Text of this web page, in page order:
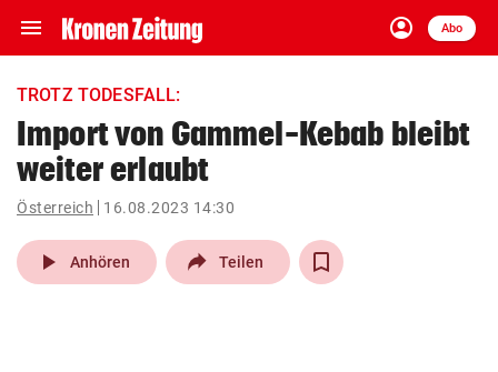
menu Navigation
ein-/ausklappen
account_circle
Anmelden
Abo
close Schließen
account_circle Anmelden
pin_drop
Wien arrow_right
TROTZ TODESFALL:
Import von Gammel-Kebab bleibt
weiter erlaubt
Österreich 16.08.2023 14:30
play_arrow Anhören Teilen